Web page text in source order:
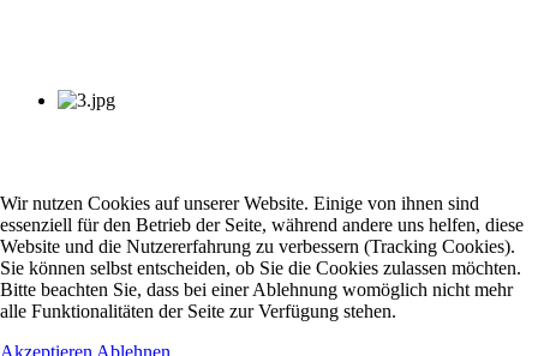
Wir nutzen Cookies auf unserer Website. Einige von ihnen sind
essenziell für den Betrieb der Seite, während andere uns helfen, diese
Website und die Nutzererfahrung zu verbessern (Tracking Cookies).
Sie können selbst entscheiden, ob Sie die Cookies zulassen möchten.
Bitte beachten Sie, dass bei einer Ablehnung womöglich nicht mehr
alle Funktionalitäten der Seite zur Verfügung stehen.
Akzeptieren Ablehnen